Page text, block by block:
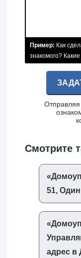
Пример: Как
знакомого?
Отправляя
Смотрите
51,
адрес в